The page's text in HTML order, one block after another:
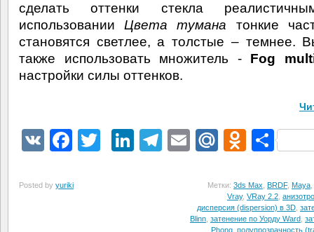
сделать оттенки стекла
использованииЦвета тумана тонкие
становятся светлее, а толстые – темнее.
также использовать множитель - Fog
настройки силы оттенков.
VK Facebook
TwitterLinkedIn
Telegram
EmailMail.Ru
Posted by yuriki Метки: 3ds Max BRDF, Maya
Vray, VRay 2.2
дисперсия (dispersion) в 3D
Blinn затенение по Уорду Ward
Phong полупрозрачность